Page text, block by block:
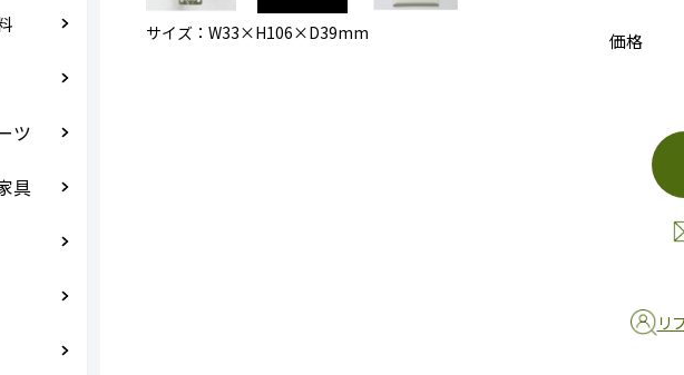
サイズ：W33×H106×D39mm 価格
リ
ツ
具